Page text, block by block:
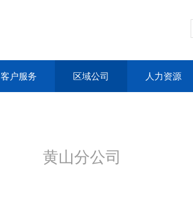
客户服务 区域公司 人力资源
黄山分公司